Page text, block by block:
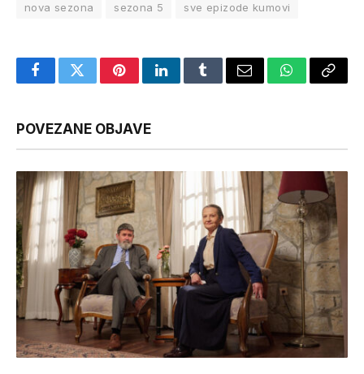
nova sezona
sezona 5 sve epizode kumovi
FacebookTwitterPinterestLinkedInTumblrEmail WhatsApp
Copy
POVEZANE OBJAVE